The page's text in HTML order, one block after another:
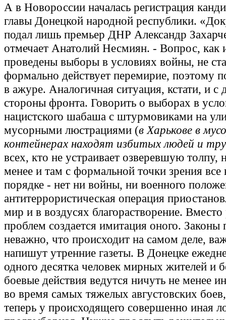
А в Новороссии началась регистрация
главы Донецкой народной республики.
подал лишь премьер ДНР Александр
отмечает Анатолий Несмиян. - Вопрос, как
проведены выборы в условиях войны, не
формально действует перемирие, поэтому
в ажуре. Аналогичная ситуация, кстати, и с
стороны фронта. Говорить о выборах в
нацистского шабаша с штурмовиками на
мусорными люстрациями (в Харькове в
контейнерах находят избитых людей и
всех, кто не устраивает озверевшую толпу,
менее и там с формальной точки зрения
порядке - нет ни войны, ни военного
антитеррористическая операция
мир и в воздусях благорастворение.
проблем создается имитация оного. Законы
неважно, что происходит на самом деле,
напишут утренние газеты. В Донецке
одного десятка человек мирных жителей и
боевые действия ведутся ничуть не менее
во время самых тяжелых августовских
теперь у происходящего совершенно иная